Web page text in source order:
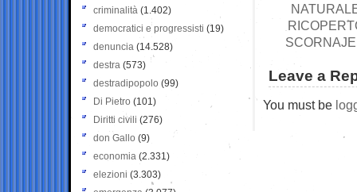
Leave a
You must be
criminalità (1.402)
democratici e progressisti (19)
denuncia (14.528)
destra (573)
destradipopolo (99)
Di Pietro (101)
Diritti civili (276)
don Gallo (9)
economia (2.331)
elezioni (3.303)